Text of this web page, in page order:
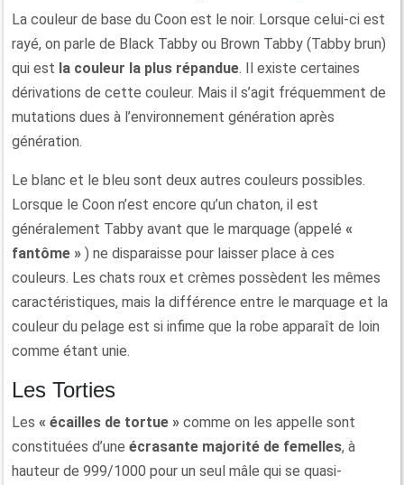
La couleur de base du Coon est le noir. Lorsque celui-ci est
rayé, on parle de Black Tabby ou Brown Tabby (Tabby brun)
qui est la couleur la plus répandue. Il existe certaines
dérivations de cette couleur. Mais il s’agit fréquemment de
mutations dues à l’environnement génération après
génération.
Le blanc et le bleu sont deux autres couleurs possibles.
Lorsque le Coon n’est encore qu’un chaton, il est
généralement Tabby avant que le marquage (appelé «
fantôme » ) ne disparaisse pour laisser place à ces
couleurs. Les chats roux et crèmes possèdent les mêmes
caractéristiques, mais la différence entre le marquage et la
couleur du pelage est si infime que la robe apparaît de loin
comme étant unie.
Les Torties
Les « écailles de tortue » comme on les appelle sont
constituées d’une écrasante majorité de femelles, à
hauteur de 999/1000 pour un seul mâle qui se quasi-